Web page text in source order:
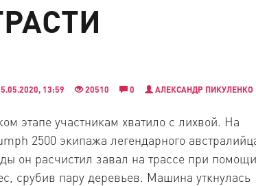
13:59 20510 0 АЛЕКСАНДР ПИКУЛЕНКО
этапе участникам хватило с лихвой. На
2500 экипажа легендарного
он расчистил завал на трассе при помощи
срубив пару деревьев. Машина уткнулась